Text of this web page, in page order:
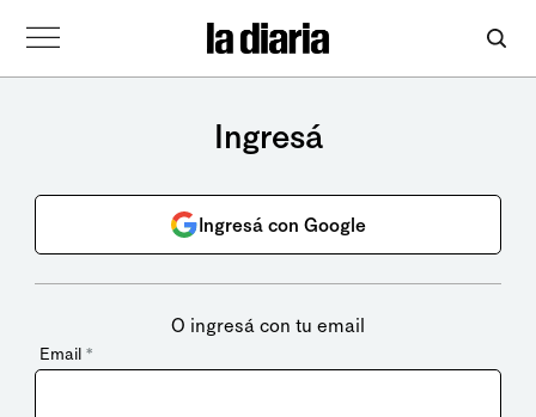
Ingresá
Ingresá con Google
O ingresá con tu email
Email *